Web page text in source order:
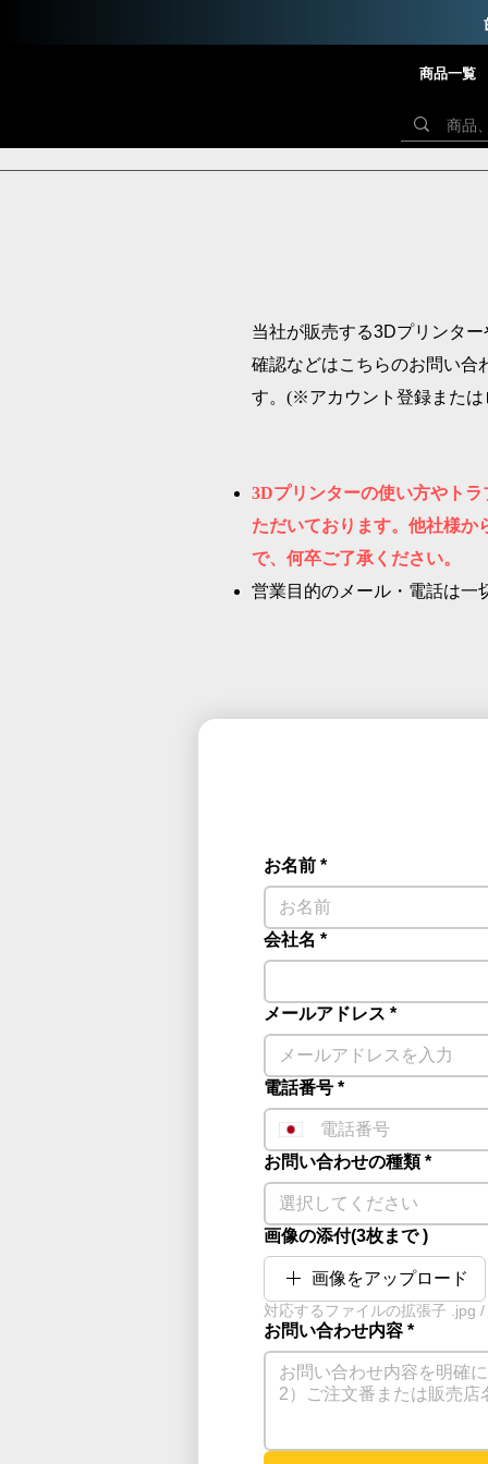
商品一覧
当社が販売する3Dプリンタ
確認などはこちらのお問い合
す。(※アカウント登録または
3Dプリンターの使い方やト
ただいております。他社様か
で、何卒ご了承ください。
営業目的のメール・電話は一
お名前 *
会社名 *
メールアドレス *
電話番号 *
お問い合わせの種類 *
選択してください
画像の添付(3枚まで )
画像をアップロード
対応するファイルの拡張子 .jpg
お問い合わせ内容 *